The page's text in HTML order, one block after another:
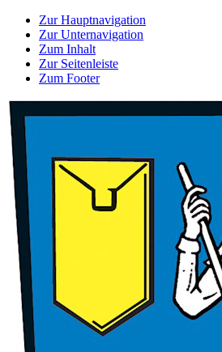
Zur Hauptnavigation
Zur Unternavigation
Zum Inhalt
Zur Seitenleiste
Zum Footer